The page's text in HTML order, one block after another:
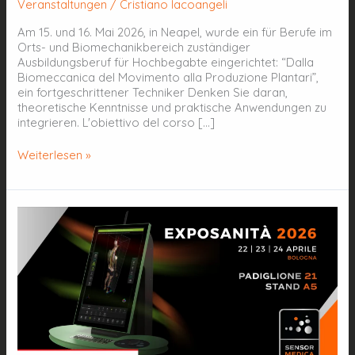
Veranstaltungen / Cristiano Iacoangeli
Am 15. und 16. Mai 2026, in Neapel, wurde ein für Berufe im
Orts- und Biomechanikbereich zuständiger
Ausbildungsberuf für Hochbegabte eingerichtet: “Dalla
Biomeccanica del Movimento alla Produzione Plantari”,
ein fortgeschrittener Techniker Denken Sie daran,
theoretische Kenntnisse und praktische Anwendungen zu
integrieren. L'obiettivo del corso […]
Weiterlesen »
EXPOSANITÀ
BOLOGNA
22.–